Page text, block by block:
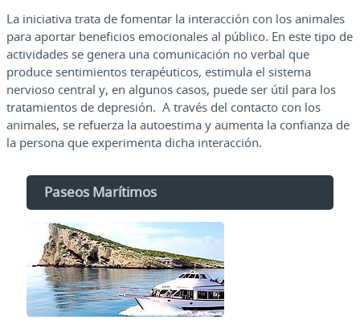
La iniciativa trata de fomentar la interacción con los animales
para aportar beneficios emocionales al público. En este tipo de
actividades se genera una comunicación no verbal que
produce sentimientos terapéuticos, estimula el sistema
nervioso central y, en algunos casos, puede ser útil para los
tratamientos de depresión. A través del contacto con los
animales, se refuerza la autoestima y aumenta la confianza de
la persona que experimenta dicha interacción.
Paseos Marítimos